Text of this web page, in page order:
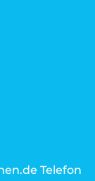
Telefon